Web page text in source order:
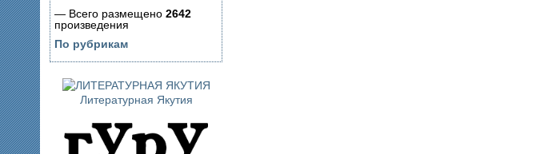
— Всего размещено 2642
произведения
По рубрикам
Литературная Якутия